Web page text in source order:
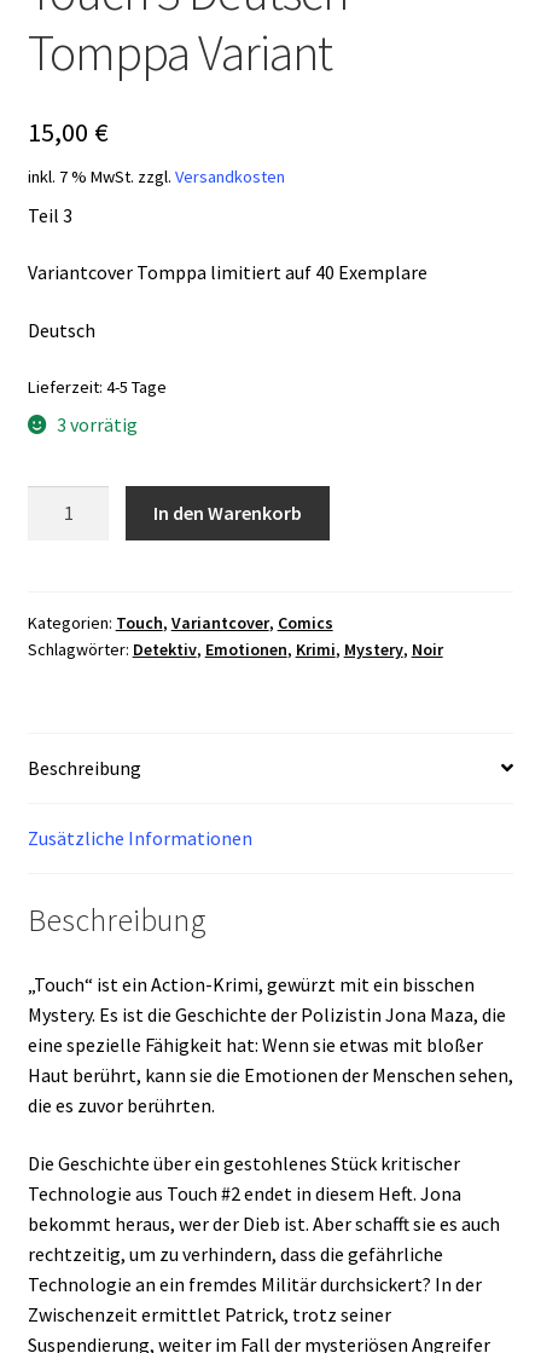
Tomppa Variant
15,00 €
inkl. 7 % MwSt. zzgl. Versandkosten
Teil 3
Variantcover Tomppa limitiert auf 40 Exemplare
Deutsch
Lieferzeit: 4-5 Tage
3 vorrätig
Variant
Menge
In den Warenkorb
Kategorien: Touch, Variantcover, Comics
Schlagwörter: Detektiv, Emotionen, Krimi, Mystery, Noir
Beschreibung
Zusätzliche Informationen
Beschreibung
„Touch“ ist ein Action-Krimi, gewürzt mit ein bisschen
Mystery. Es ist die Geschichte der Polizistin Jona Maza, die
eine spezielle Fähigkeit hat: Wenn sie etwas mit bloßer
Haut berührt, kann sie die Emotionen der Menschen sehen,
die es zuvor berührten.
Die Geschichte über ein gestohlenes Stück kritischer
Technologie aus Touch #2 endet in diesem Heft. Jona
bekommt heraus, wer der Dieb ist. Aber schafft sie es auch
rechtzeitig, um zu verhindern, dass die gefährliche
Technologie an ein fremdes Militär durchsickert? In der
Zwischenzeit ermittlet Patrick, trotz seiner
Suspendierung, weiter im Fall der mysteriösen Angreifer